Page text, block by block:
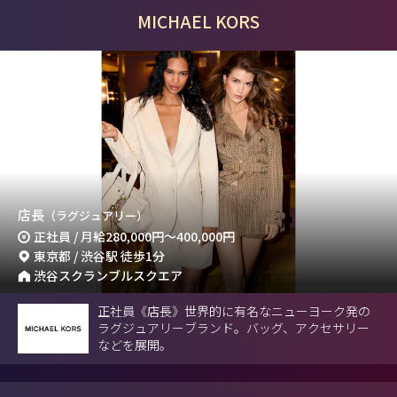
MICHAEL KORS
店長 （ラグジュアリー）
正社員 / 月給280,000円～400,000円
東京都 / 渋谷駅 徒歩1分
渋谷スクランブルスクエア
正社員《店長》世界的に有名なニューヨーク発の
ラグジュアリーブランド。バッグ、アクセサリー
などを展開。